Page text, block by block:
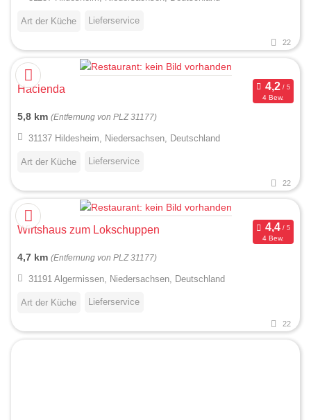
Art der Küche Lieferservice
22
Hacienda
4 Bew.
5,8 km (Entfernung von PLZ 31177)
31137 Hildesheim, Niedersachsen, Deutschland
Art der Küche Lieferservice
22
Wirtshaus zum Lokschuppen
4 Bew.
4,7 km (Entfernung von PLZ 31177)
31191 Algermissen, Niedersachsen, Deutschland
Art der Küche Lieferservice
22